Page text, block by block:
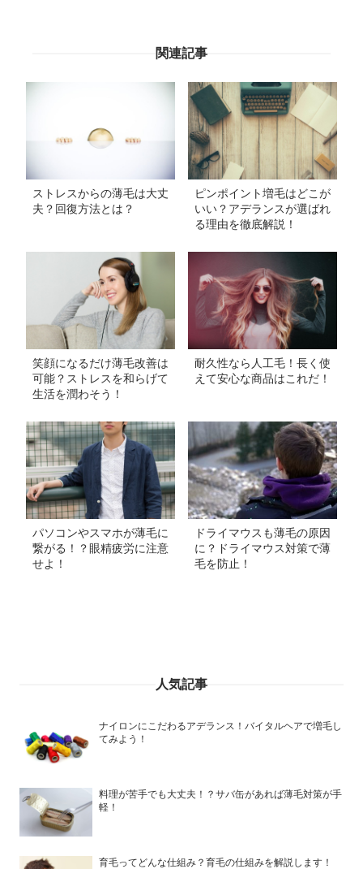
関連記事
ストレスからの薄毛は大丈
夫？回復方法とは？
ピンポイント増毛はどこが
いい？アデランスが選ばれ
る理由を徹底解説！
笑顔になるだけ薄毛改善は
可能？ストレスを和らげて
生活を潤わそう！
耐久性なら人工毛！長く使
えて安心な商品はこれだ！
パソコンやスマホが薄毛に
繋がる！？眼精疲労に注意
せよ！
ドライマウスも薄毛の原因
に？ドライマウス対策で薄
毛を防止！
人気記事
ナイロンにこだわるアデランス！バイタルヘアで増毛し
てみよう！
料理が苦手でも大丈夫！？サバ缶があれば薄毛対策が手
軽！
育毛ってどんな仕組み？育毛の仕組みを解説します！